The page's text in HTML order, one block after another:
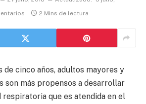
2 Mins de lectura
de cinco años, adultos mayores y
son más propensos a desarrollar
respiratoria que es atendida en el